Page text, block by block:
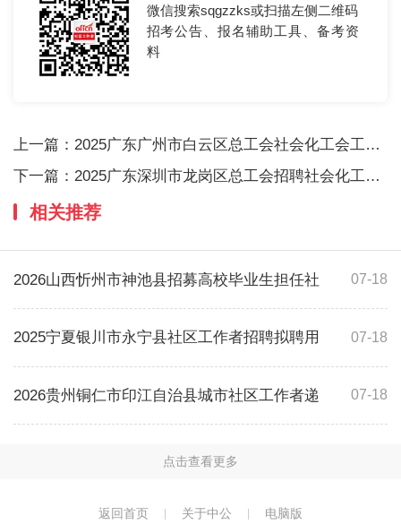
微信搜索sqgzzks或扫描左侧二维码
招考公告、报名辅助工具、备考资
料
上一篇： 2025广东广州市白云区总工会社会化工会工作
下一篇： 2025广东深圳市龙岗区总工会招聘社会化工会
相关推荐
2026山西忻州市神池县招募高校毕业生担任社 07-18
2025宁夏银川市永宁县社区工作者招聘拟聘用 07-18
2026贵州铜仁市印江自治县城市社区工作者递 07-18
点击查看更多
返回首页 关于中公 电脑版